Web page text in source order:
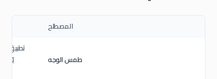
المصطلح
طمس الوجه
تطبيق